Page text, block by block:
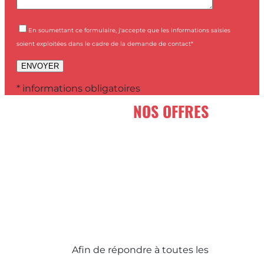
En soumettant ce formulaire, j'accepte que les informations saisies
soient exploitées dans le cadre de la demande de contact*
* informations obligatoires
NOS OFFRES
Afin de répondre à toutes les